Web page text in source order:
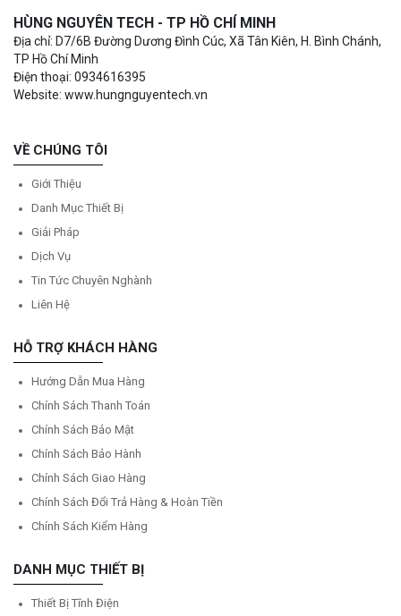
HÙNG NGUYÊN TECH - TP HỒ CHÍ MINH
Địa chỉ: D7/6B Đường Dương Đình Cúc, Xã Tân Kiên, H. Bình Chánh,
TP Hồ Chí Minh
Điện thoại: 0934616395
Website: www.hungnguyentech.vn
VỀ CHÚNG TÔI
Giới Thiệu
Danh Mục Thiết Bị
Giải Pháp
Dịch Vụ
Tin Tức Chuyên Nghành
Liên Hệ
HỖ TRỢ KHÁCH HÀNG
Hướng Dẫn Mua Hàng
Chính Sách Thanh Toán
Chính Sách Bảo Mật
Chính Sách Bảo Hành
Chính Sách Giao Hàng
Chính Sách Đổi Trả Hàng & Hoàn Tiền
Chính Sách Kiểm Hàng
DANH MỤC THIẾT BỊ
Thiết Bị Tĩnh Điện